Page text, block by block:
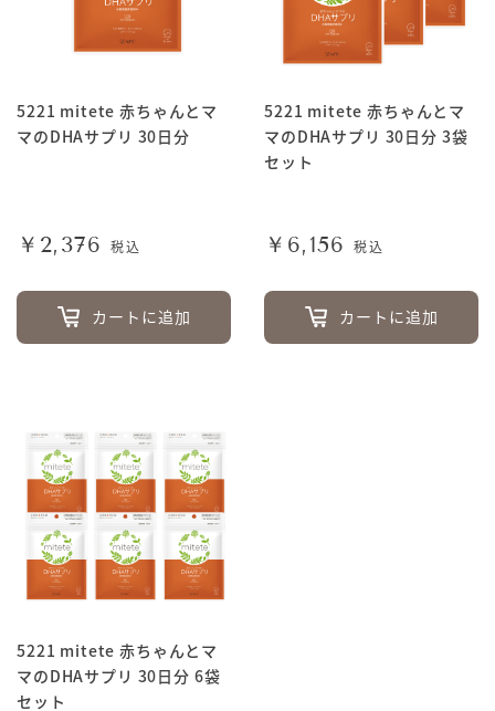
5221 mitete 赤ちゃんとマ
マのDHAサプリ 30日分
￥2,376税込
カートに追加
5221 mitete 赤ちゃんとマ
マのDHAサプリ 30日分 3袋
セット
￥6,156税込
カートに追加
5221 mitete 赤ちゃんとマ
マのDHAサプリ 30日分 6袋
セット